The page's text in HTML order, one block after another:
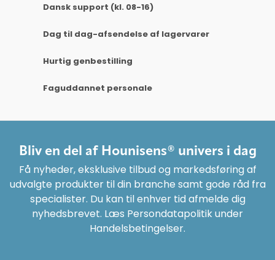
Dansk support (kl. 08-16)
Dag til dag-afsendelse af lagervarer
Hurtig genbestilling
Faguddannet personale
Bliv en del af Hounisens® univers i dag
Få nyheder, eksklusive tilbud og markedsføring af
udvalgte produkter til din branche samt gode råd fra
specialister. Du kan til enhver tid afmelde dig
nyhedsbrevet. Læs Persondatapolitik under
Handelsbetingelser.